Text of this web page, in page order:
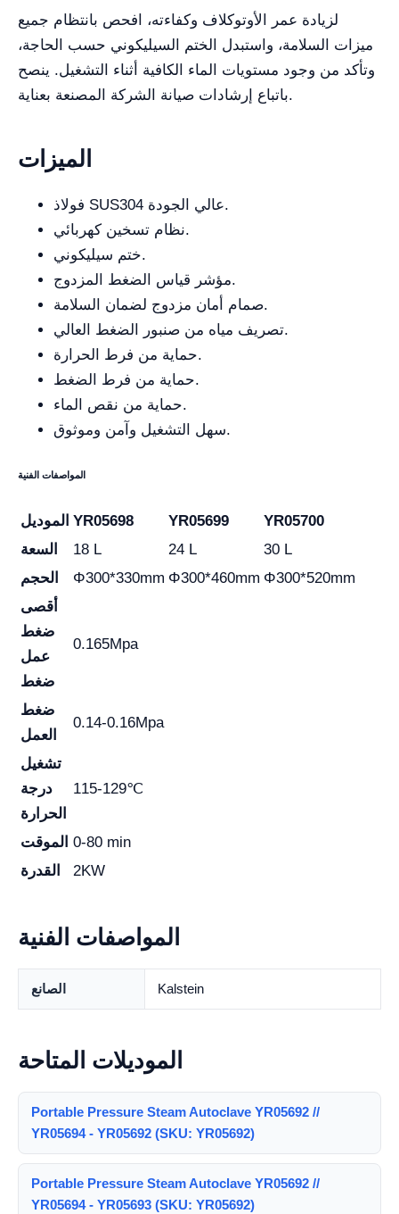
لزيادة عمر الأوتوكلاف وكفاءته، افحص بانتظام جميع
ميزات السلامة، واستبدل الختم السيليكوني حسب الحاجة،
وتأكد من وجود مستويات الماء الكافية أثناء التشغيل. ينصح
باتباع إرشادات صيانة الشركة المصنعة بعناية.
الميزات
فولاذ SUS304 عالي الجودة.
نظام تسخين كهربائي.
ختم سيليكوني.
مؤشر قياس الضغط المزدوج.
صمام أمان مزدوج لضمان السلامة.
تصريف مياه من صنبور الضغط العالي.
حماية من فرط الحرارة.
حماية من فرط الضغط.
حماية من نقص الماء.
سهل التشغيل وآمن وموثوق.
المواصفات الفنية
الموديل YR05698 YR05699
YR05700
السعة
18 L 24 L
30 L
الحجم
Φ300*330mm Φ300*460mm Φ300*520mm
أقصى
ضغط
عمل
ضغط
0.165Mpa
ضغط
العمل
0.14-0.16Mpa
تشغيل
درجة
الحرارة
115-129℃
الموقت 0-80 min
القدرة
2KW
المواصفات الفنية
الصانع Kalstein
الموديلات المتاحة
Portable Pressure Steam Autoclave YR05692 //
YR05694 - YR05692 (SKU: YR05692)
Portable Pressure Steam Autoclave YR05692 //
YR05694 - YR05693 (SKU: YR05692)